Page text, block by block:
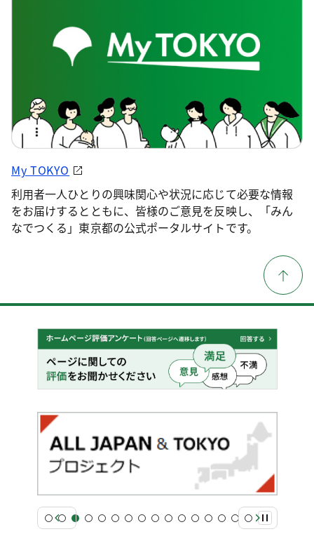
My TOKYO
利用者一人ひとりの興味関心や状況に応じて必要な情報
をお届けするとともに、皆様のご意見を反映し、「みん
なでつくる」東京都の公式ポータルサイトです。